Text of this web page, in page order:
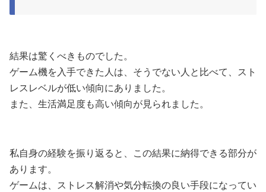
結果は驚くべきものでした。
ゲーム機を入手できた人は、そうでない人と比べて、スト
レスレベルが低い傾向にありました。
また、生活満足度も高い傾向が見られました。
私自身の経験を振り返ると、この結果に納得できる部分が
あります。
ゲームは、ストレス解消や気分転換の良い手段になってい